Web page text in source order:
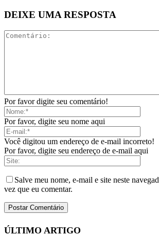
DEIXE UMA RESPOSTA
Por favor digite seu comentário!
Por favor, digite seu nome aqui
Você digitou um endereço de e-mail incorreto!
Por favor, digite seu endereço de e-mail aqui
Salve meu nome, e-mail e site neste
vez que eu comentar.
ÚLTIMO ARTIGO